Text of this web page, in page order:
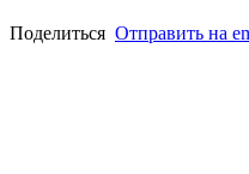
Поделиться Отправить на